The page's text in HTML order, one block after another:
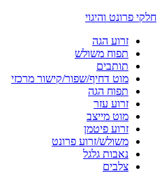
חלקי פרונט והיגוי
זרוע הגה
תפוח משולש
תותבים
מוט דחיף/שפור/קישור מרכזי
תפוח הגה
זרוע עזר
מוט מייצב
זרוע פיטמן
משולש/זרוע פרונט
נאבות גלגל
צלבים